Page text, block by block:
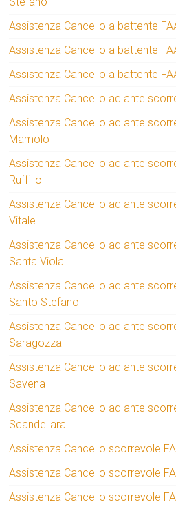
Assistenza Cancello a battente
Assistenza Cancello a battente
Assistenza Cancello a battente
Assistenza Cancello ad ante
Assistenza Cancello ad ante
Mamolo
Assistenza Cancello ad ante
Ruffillo
Assistenza Cancello ad ante
Vitale
Assistenza Cancello ad ante
Santa Viola
Assistenza Cancello ad ante
Santo Stefano
Assistenza Cancello ad ante
Saragozza
Assistenza Cancello ad ante
Savena
Assistenza Cancello ad ante
Scandellara
Assistenza Cancello scorrevole
Assistenza Cancello scorrevole
Assistenza Cancello scorrevole